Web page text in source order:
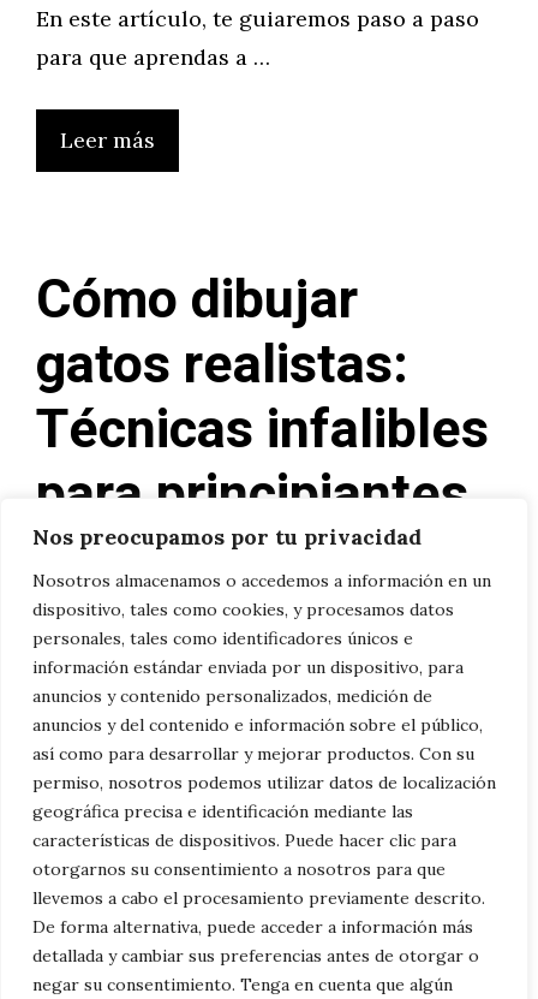
Nos preocupamos por tu privacidad
Nosotros almacenamos o accedemos a información en un
dispositivo, tales como cookies, y procesamos datos
personales, tales como identificadores únicos e
información estándar enviada por un dispositivo, para
anuncios y contenido personalizados, medición de
anuncios y del contenido e información sobre el público,
así como para desarrollar y mejorar productos. Con su
permiso, nosotros podemos utilizar datos de localización
geográfica precisa e identificación mediante las
características de dispositivos. Puede hacer clic para
otorgarnos su consentimiento a nosotros para que
llevemos a cabo el procesamiento previamente descrito.
De forma alternativa, puede acceder a información más
detallada y cambiar sus preferencias antes de otorgar o
negar su consentimiento. Tenga en cuenta que algún
En este artículo, te guiaremos paso a paso
para que aprendas a …
Leer más
Cómo dibujar
gatos realistas:
Técnicas infalibles
para principiantes
23/03/2025 Nuria
¿Te encanta la elegancia y misterio de los
gatos y quieres aprender a plasmarlos en
papel con un toque realista? Dibujar gatos
que parezcan saltar de la página puede
parecer un desafío, pero con las técnicas
adecuadas, ¡es más fácil de lo que imaginas!
En este artículo, te revelaremos los secretos
para crear retratos felinos …
Leer más